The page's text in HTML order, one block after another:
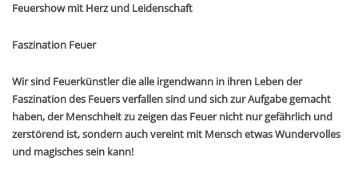
Feuershow mit Herz und Leidenschaft
Faszination Feuer
Wir sind Feuerkünstler die alle irgendwann in ihren Leben der
Faszination des Feuers verfallen sind und sich zur Aufgabe gemacht
haben, der Menschheit zu zeigen das Feuer nicht nur gefährlich und
zerstörend ist, sondern auch vereint mit Mensch etwas Wundervolles
und magisches sein kann!